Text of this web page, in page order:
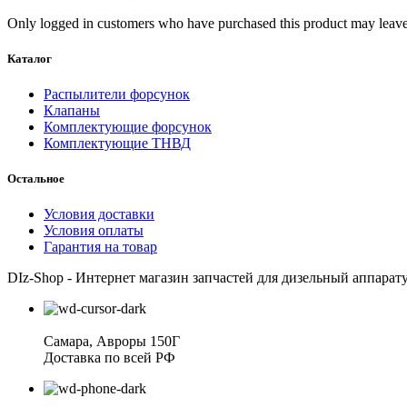
Only logged in customers who have purchased this product may
Каталог
Распылители форсунок
Клапаны
Комплектующие форсунок
Комплектующие ТНВД
Остальное
Условия доставки
Условия оплаты
Гарантия на товар
DIz-Shop - Интернет магазин запчастей для дизельный
Самара, Авроры 150Г
Доставка по всей РФ